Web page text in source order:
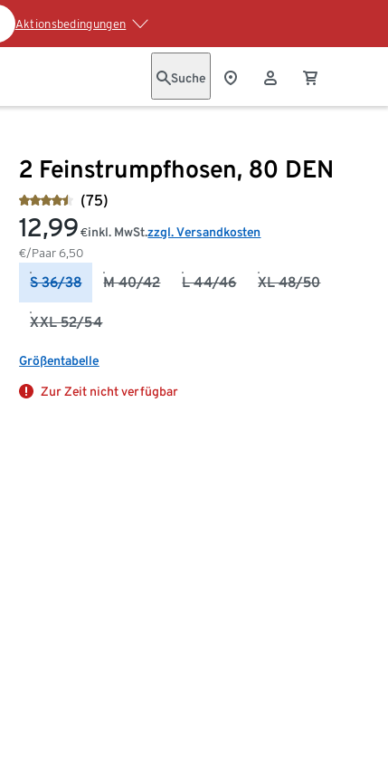
Aktionsbedingungen
Suche
2 Feinstrumpfhosen, 80 DEN
(75)
12,99 €
€/Paar6,50
inkl. MwSt.zzgl. Versandkosten
S 36/38 M 40/42 L 44/46 XL 48/50
XXL 52/54
Größentabelle
Zur Zeit nicht verfügbar